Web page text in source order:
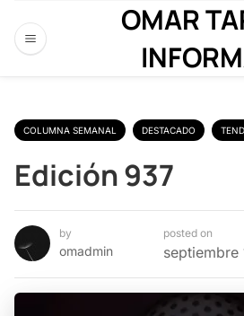
OMAR
COLUMNA SEMANAL DESTACADO
Edición 937
by
omadmin
posted on
septiembre